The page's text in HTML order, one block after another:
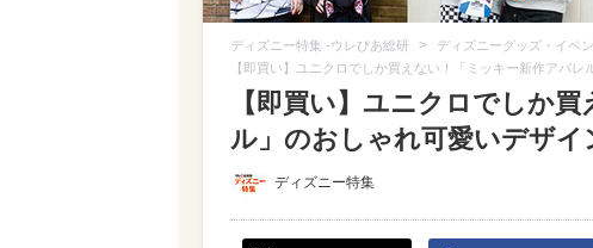
ディズニー特集 -ウレぴあ総研 > ディズニーグッズ・イベン
【即買い】ユニクロでしか買えない！「ミッキー新作アパ
【即買い】ユニクロでしか
ル」のおしゃれ可愛いデザイ
ディズニー特集